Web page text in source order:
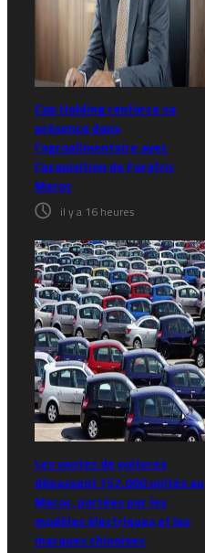
Cap Holding renforce sa
présence dans
l’agroalimentaire avec
l’acquisition de Forafric
Maroc
il y a 16 heures
Les ventes de voitures
dépassent 152.000 unités au
Maroc, portées par les
modèles électriques et les
marques chinoises